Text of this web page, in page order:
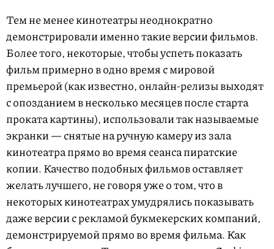
Тем не менее кинотеатры неоднократно
демонстрировали именно такие версии фильмов.
Более того, некоторые, чтобы успеть показать
фильм примерно в одно время с мировой
премьерой (как известно, онлайн-релизы выходят
с опозданием в несколько месяцев после старта
проката картины), использовали так называемые
экранки — снятые на ручную камеру из зала
кинотеатра прямо во время сеанса пиратские
копии. Качество подобных фильмов оставляет
желать лучшего, не говоря уже о том, что в
некоторых кинотеатрах умудрялись показывать
даже версии с рекламой букмекерских компаний,
демонстрируемой прямо во время фильма. Как